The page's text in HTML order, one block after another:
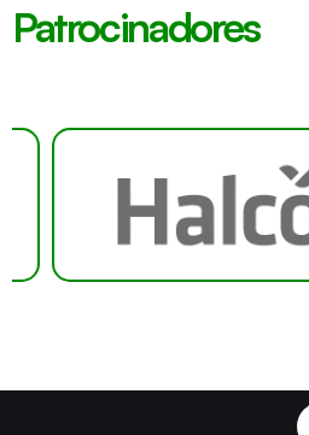
Patrocinadores